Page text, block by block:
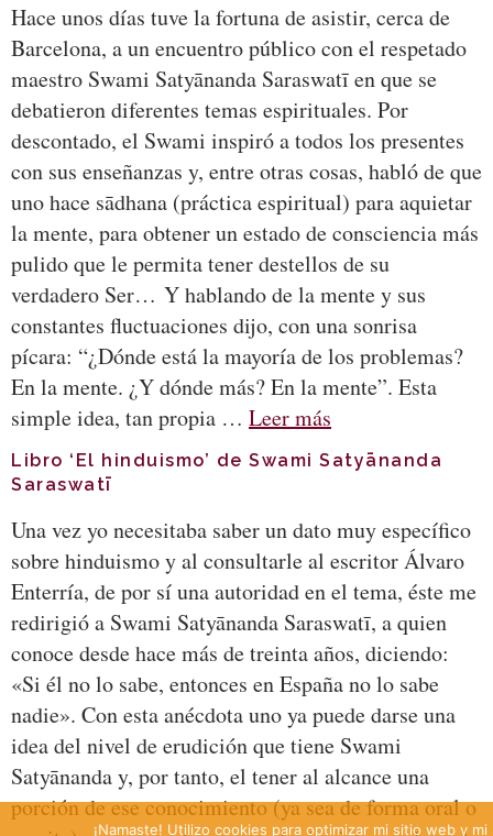
Hace unos días tuve la fortuna de asistir, cerca de
Barcelona, a un encuentro público con el respetado
maestro Swami Satyānanda Saraswatī en que se
debatieron diferentes temas espirituales. Por
descontado, el Swami inspiró a todos los presentes
con sus enseñanzas y, entre otras cosas, habló de que
uno hace sādhana (práctica espiritual) para aquietar
la mente, para obtener un estado de consciencia más
pulido que le permita tener destellos de su
verdadero Ser… Y hablando de la mente y sus
constantes fluctuaciones dijo, con una sonrisa
pícara: “¿Dónde está la mayoría de los problemas?
En la mente. ¿Y dónde más? En la mente”. Esta
simple idea, tan propia … Leer más
Libro ‘El hinduismo’ de Swami Satyānanda
Saraswatī
Una vez yo necesitaba saber un dato muy específico
sobre hinduismo y al consultarle al escritor Álvaro
Enterría, de por sí una autoridad en el tema, éste me
redirigió a Swami Satyānanda Saraswatī, a quien
conoce desde hace más de treinta años, diciendo:
«Si él no lo sabe, entonces en España no lo sabe
nadie». Con esta anécdota uno ya puede darse una
idea del nivel de erudición que tiene Swami
Satyānanda y, por tanto, el tener al alcance una
porción de ese conocimiento (ya sea de forma oral o
¡Namaste! Utilizo cookies para optimizar mi sitio web y mi